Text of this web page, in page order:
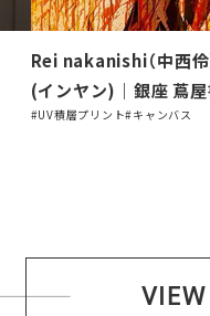
Rei nakanishi（中⻄
(インヤン)｜銀座 蔦
#UV積層プリント#キャンバス